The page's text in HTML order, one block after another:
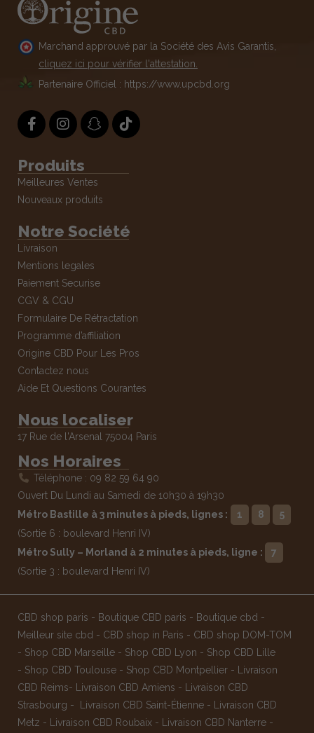
Marchand approuvé par la Société des Avis Garantis,
cliquez ici pour vérifier l'attestation.
Partenaire Officiel : https://www.upcbd.org
Produits
Meilleures Ventes
Nouveaux produits
Notre Société
Livraison
Mentions legales
Paiement Securise
CGV & CGU
Formulaire De Rétractation
Programme d’affiliation
Origine CBD Pour Les Pros
Contactez nous
Aide Et Questions Courantes
Nous localiser
17 Rue de l'Arsenal 75004 Paris
Nos Horaires
Téléphone : 09 82 59 64 90
Ouvert Du Lundi au Samedi de 10h30 à 19h30
Métro Bastille à 3 minutes à pieds, lignes :
1 8
5
(Sortie 6 : boulevard Henri IV)
Métro Sully – Morland à 2 minutes à pieds, ligne :
7
(Sortie 3 : boulevard Henri IV)
CBD shop paris - Boutique CBD paris - Boutique cbd -
Meilleur site cbd - CBD shop in Paris - CBD shop DOM-TOM
- Shop CBD Marseille - Shop CBD Lyon - Shop CBD Lille
- Shop CBD Toulouse - Shop CBD Montpellier -
Livraison
CBD Reims- Livraison CBD Amiens -
Livraison CBD
Strasbourg - Livraison CBD Saint-Étienne -
Livraison CBD
Metz - Livraison CBD Roubaix - Livraison CBD Nanterre -